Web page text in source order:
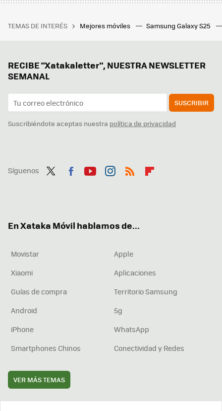
TEMAS DE INTERÉS Mejores móviles Samsung Galaxy S25
RECIBE "Xatakaletter", NUESTRA NEWSLETTER
SEMANAL
SUSCRIBIR
Suscribiéndote aceptas nuestra política de privacidad
Síguenos
En Xataka Móvil hablamos de...
Movistar
Apple
Xiaomi
Aplicaciones
Guías de compra
Territorio Samsung
Android
5g
iPhone
WhatsApp
Smartphones Chinos
Conectividad y Redes
VER MÁS TEMAS